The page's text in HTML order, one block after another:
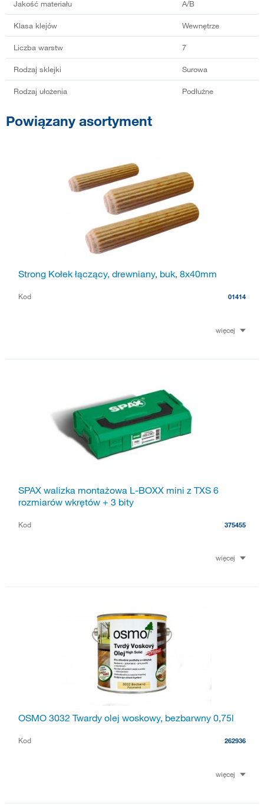
Jakość materiału A/B
Klasa klejów Wewnętrze
Liczba warstw 7
Rodzaj sklejki Surowa
Rodzaj ułożenia Podłużne
Powiązany asortyment
Strong Kołek łączący, drewniany, buk, 8x40mm
Kod 01414
więcej
SPAX walizka montażowa L-BOXX mini z TXS 6
rozmiarów wkrętów + 3 bity
Kod 375455
więcej
OSMO 3032 Twardy olej woskowy, bezbarwny 0,75l
Kod 262936
więcej